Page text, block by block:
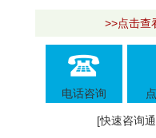
>>点击查
电话咨询
[快速咨询